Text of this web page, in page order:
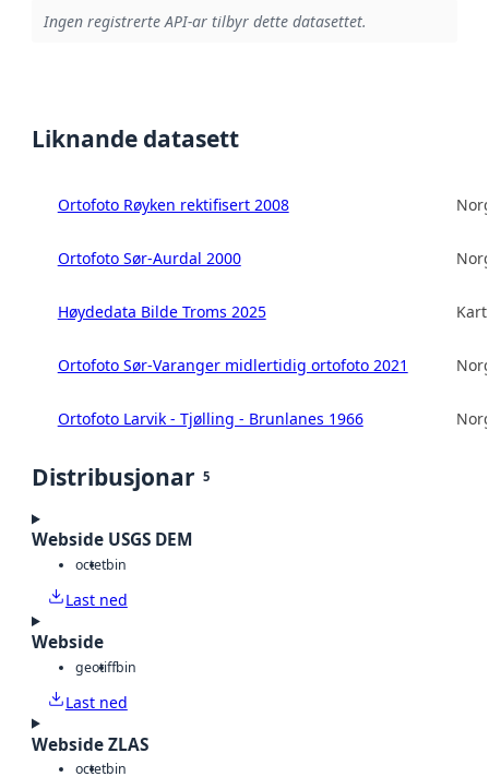
Ingen registrerte API-ar tilbyr dette datasettet.
Liknande datasett
Ortofoto Røyken rektifisert 2008
Ortofoto Sør-Aurdal 2000
Høydedata Bilde Troms 2025
Ortofoto Sør-Varanger midlertidig ortofoto 2021
Ortofoto Larvik - Tjølling - Brunlanes 1966
Distribusjonar 5
Webside USGS DEM
octetbin
Last ned
Webside
geotiffbin
Last ned
Webside ZLAS
octetbin